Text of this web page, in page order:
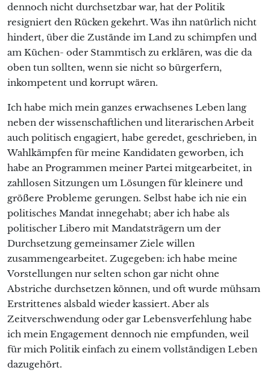
dennoch nicht durchsetzbar war, hat der Politik
resigniert den Rücken gekehrt. Was ihn natürlich nicht
hindert, über die Zustände im Land zu schimpfen und
am Küchen- oder Stammtisch zu erklären, was die da
oben tun sollten, wenn sie nicht so bürgerfern,
inkompetent und korrupt wären.
Ich habe mich mein ganzes erwachsenes Leben lang
neben der wissenschaftlichen und literarischen Arbeit
auch politisch engagiert, habe geredet, geschrieben, in
Wahlkämpfen für meine Kandidaten geworben, ich
habe an Programmen meiner Partei mitgearbeitet, in
zahllosen Sitzungen um Lösungen für kleinere und
größere Probleme gerungen. Selbst habe ich nie ein
politisches Mandat innegehabt; aber ich habe als
politischer Libero mit Mandatsträgern um der
Durchsetzung gemeinsamer Ziele willen
zusammengearbeitet. Zugegeben: ich habe meine
Vorstellungen nur selten schon gar nicht ohne
Abstriche durchsetzen können, und oft wurde mühsam
Erstrittenes alsbald wieder kassiert. Aber als
Zeitverschwendung oder gar Lebensverfehlung habe
ich mein Engagement dennoch nie empfunden, weil
für mich Politik einfach zu einem vollständigen Leben
dazugehört.